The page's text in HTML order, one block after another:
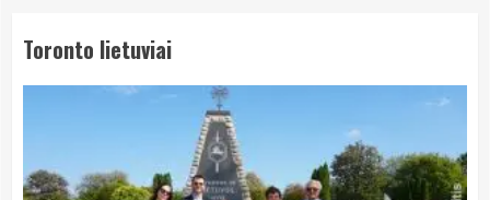
Toronto lietuviai